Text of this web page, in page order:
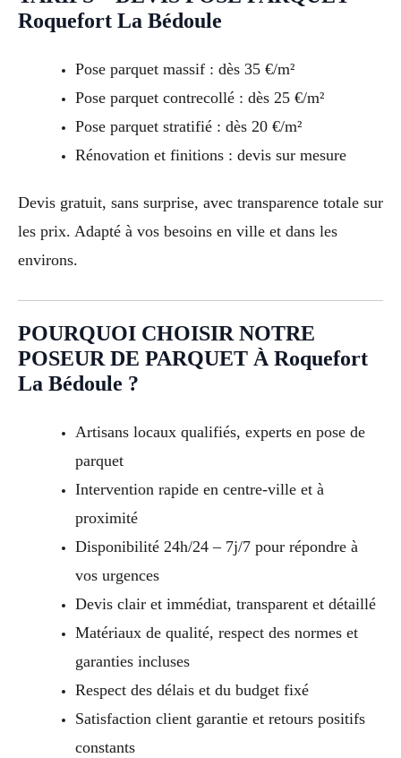
Roquefort La Bédoule
Pose parquet massif : dès 35 €/m²
Pose parquet contrecollé : dès 25 €/m²
Pose parquet stratifié : dès 20 €/m²
Rénovation et finitions : devis sur mesure
Devis gratuit, sans surprise, avec transparence totale sur
les prix. Adapté à vos besoins en ville et dans les
environs.
POURQUOI CHOISIR NOTRE
POSEUR DE PARQUET À Roquefort
La Bédoule ?
Artisans locaux qualifiés, experts en pose de
parquet
Intervention rapide en centre-ville et à
proximité
Disponibilité 24h/24 – 7j/7 pour répondre à
vos urgences
Devis clair et immédiat, transparent et détaillé
Matériaux de qualité, respect des normes et
garanties incluses
Respect des délais et du budget fixé
Satisfaction client garantie et retours positifs
constants